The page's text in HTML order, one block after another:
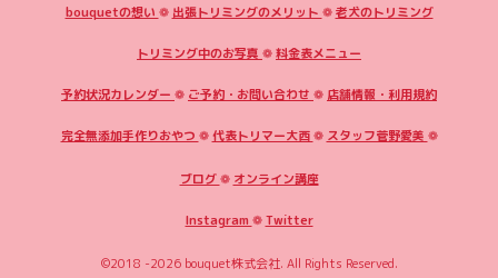
bouquetの想い ❁ 出張トリミングのメリット ❁老犬のトリミング
トリミング中のお写真 ❁料金表メニュー
予約状況カレンダー ❁ ご予約・お問い合わせ ❁ 店舗情報・利用規約
完全無添加手作りおやつ ❁代表トリマー大西❁ スタッフ菅野愛美 ❁
ブログ❁ オンライン講座
Instagram ❁Twitter
©2018 -2026 bouquet株式会社. All Rights Reserved.